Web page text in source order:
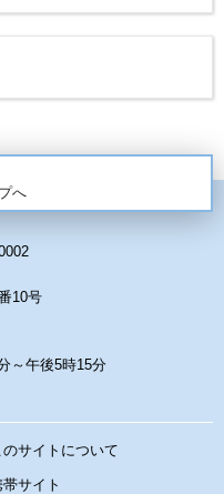
へ
10号
～午後5時15分
のサイトについて
帯サイト